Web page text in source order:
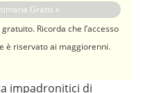
Ricorda che l’accesso
è riservato ai maggiorenni.
impadronitici di